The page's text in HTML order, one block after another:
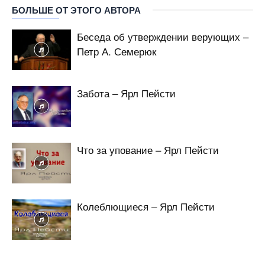
БОЛЬШЕ ОТ ЭТОГО АВТОРА
Беседа об утверждении верующих –
Петр А. Семерюк
Забота – Ярл Пейсти
Что за упование – Ярл Пейсти
Колеблющиеся – Ярл Пейсти